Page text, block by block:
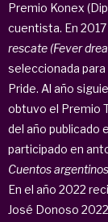
Premio Konex
cuentista. En
rescate (Fever
seleccionada
Pride. Al año
obtuvo el Premio
del año publicado
participado en
Cuentos argentinos
En el año 2022
José Donoso